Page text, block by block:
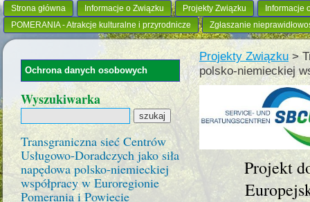
Strona główna Informacje o Związku Projekty Związku
Informacje
POMERANIA - Atrakcje kulturalne i przyrodnicze
Zgłaszanie
Projekty Związku >
polsko-niemieckiej
Projekt
Ochrona danych osobowych
Wyszukiwarka
Transgraniczna sieć Centrów
Usługowo-Doradczych jako siła
napędowa polsko-niemieckiej
współpracy w Euroregionie
Pomerania i Powiecie